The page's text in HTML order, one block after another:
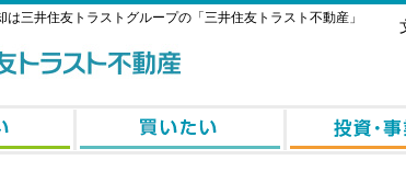
三井住友トラストグループの「三井住友トラスト不動産」